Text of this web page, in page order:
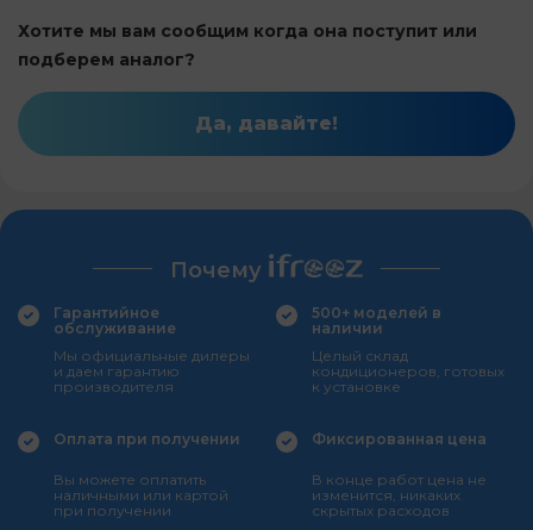
Хотите мы вам сообщим когда она поступит или
подберем аналог?
Да, давайте!
Почему
Гарантийное
обслуживание
Мы официальные дилеры
и даем гарантию
производителя
500+ моделей в
наличии
Целый склад
кондиционеров, готовых
к установке
Оплата при получении
Вы можете оплатить
наличными или картой
при получении
Фиксированная цена
В конце работ цена не
изменится, никаких
скрытых расходов